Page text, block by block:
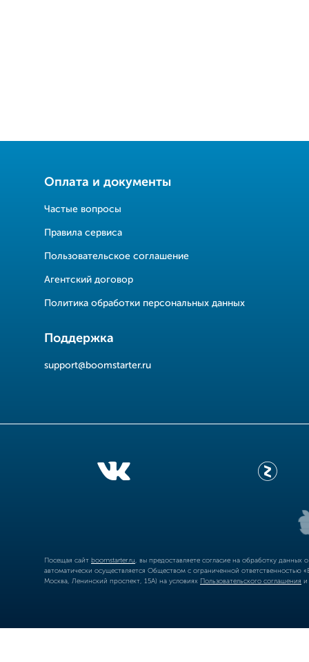
Оплата и документы
Частые вопросы
Правила сервиса
Пользовательское соглашение
Агентский договор
Политика обработки персональных данных
Поддержка
support@boomstarter.ru
Посещая сайт boomstarter.ru , вы предоставляете согласие на обработку
автоматически осуществляется Обществом с ограниченной
Москва, Ленинский проспект, 15А) на условиях Пользовательского соглашения и